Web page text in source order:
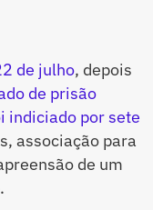
de julho, depois
de prisão
indiciado por sete
associação para
de um